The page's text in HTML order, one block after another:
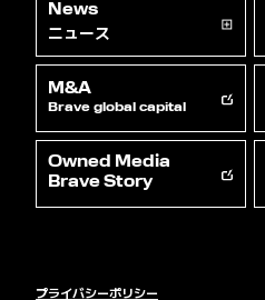
News
ニュース
M&A
Brave global capital
Owned Media
Brave Story
プライバシーポリシー